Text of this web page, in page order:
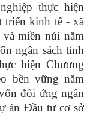
thực hiện
triển kinh tế - xã
miền núi năm
ngân sách tỉnh
hiện Chương
bền vững năm
đối ứng ngân
án Đầu tư cơ sở